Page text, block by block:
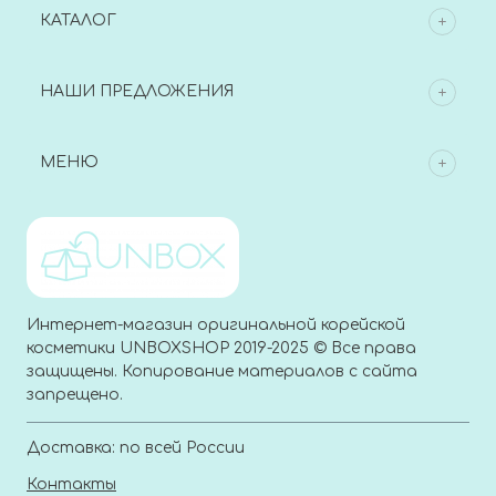
КАТАЛОГ
НАШИ ПРЕДЛОЖЕНИЯ
МЕНЮ
Интернет-магазин оригинальной корейской
косметики UNBOXSHOP 2019-2025 © Все права
защищены. Копирование материалов с сайта
запрещено.
Доставка: по всей России
Контакты